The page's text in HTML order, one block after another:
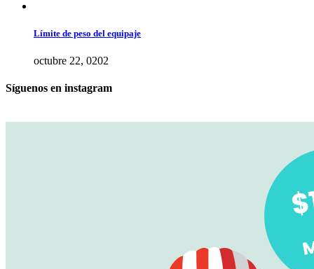
Límite de peso del equipaje
octubre 22, 0202
Síguenos en instagram